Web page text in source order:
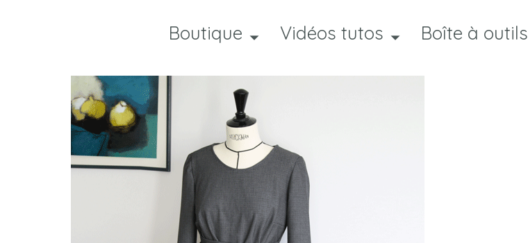
Boutique Vidéos tutos Boîte à outils